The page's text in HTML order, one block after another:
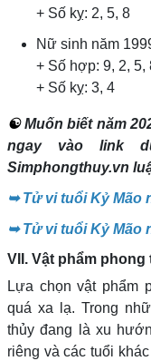
+ Số kỵ: 2, 5, 8
Nữ sinh năm
+ Số hợp: 9, 2, 5,
+ Số kỵ: 3, 4
☯Muốn biết năm
ngay vào link
Simphongthuy.vn
➥Tử vi tuổi Kỷ Mão
➥Tử vi tuổi Kỷ Mão
VII. Vật phẩm
Lựa chọn vật phẩm
quá xa lạ. Trong
thủy đang là xu
riêng và các tuổi